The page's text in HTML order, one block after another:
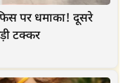
पर धमाका! दूसरे
टक्कर